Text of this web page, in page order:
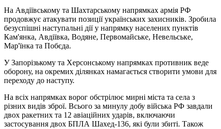
На Авдіївському та Шахтарському напрямках армія РФ
продовжує атакувати позиції українських захисників. Зробила
безуспішні наступальні дії у напрямку населених пунктів
Кам'янка, Авдіївка, Водяне, Первомайське, Невельське,
Мар'їнка та Побєда.
У Запорізькому та Херсонському напрямках противник веде
оборону, на окремих ділянках намагається створити умови для
переходу до наступу.
На всіх напрямках ворог обстрілює мирні міста та села з
різних видів зброї. Всього за минулу добу війська РФ завдали
двох ракетних та 12 авіаційних ударів, включаючи
застосування двох БПЛА Шахед-136, які були збиті. Також